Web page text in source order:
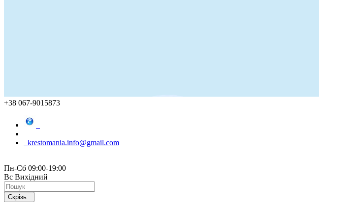
+38 067-9015873
krestomania.info@gmail.com
Пн-Сб 09:00-19:00
Вс Вихідний
Скрізь